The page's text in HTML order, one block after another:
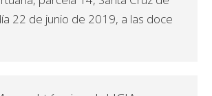
22 de junio de 2019, a las doce